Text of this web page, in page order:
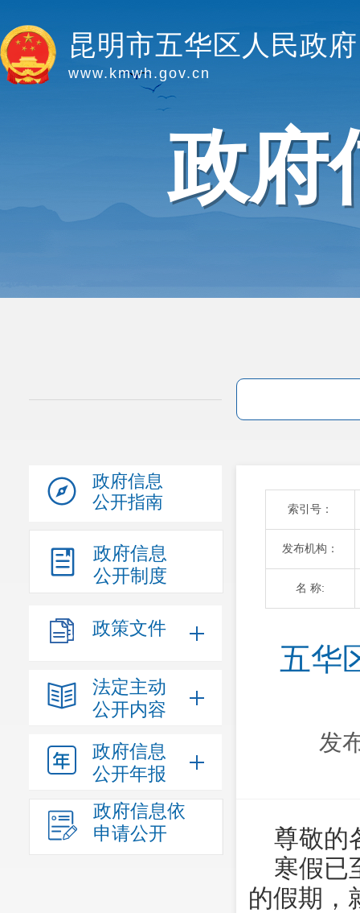
昆明市五华区人民政府
www.kmwh.gov.cn
政府
政府信息
公开指南
政府信息
公开制度
政策文件
法定主动
公开内容
政府信息
公开年报
政府信息依
申请公开
索引号：
发布机构：
名 称:
五华
发
尊敬的
寒假已
的假期，